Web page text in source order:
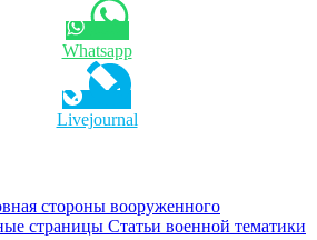
Whatsapp
Livejournal
стороны вооруженного
страницы Статьи военной тематики